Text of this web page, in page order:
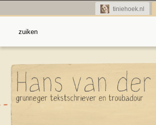
tiniehoek.nl